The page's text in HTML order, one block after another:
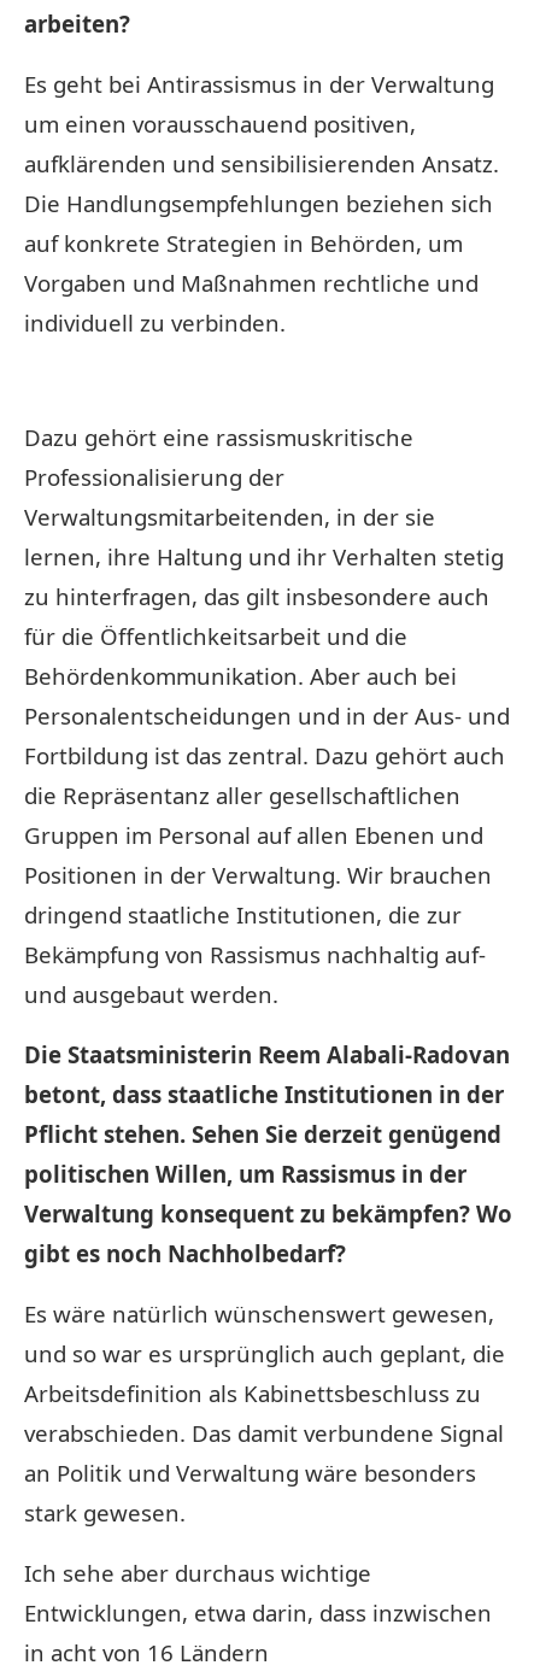
arbeiten?
Es geht bei Antirassismus in der Verwaltung
um einen vorausschauend positiven,
aufklärenden und sensibilisierenden Ansatz.
Die Handlungsempfehlungen beziehen sich
auf konkrete Strategien in Behörden, um
Vorgaben und Maßnahmen rechtliche und
individuell zu verbinden.
Dazu gehört eine rassismuskritische
Professionalisierung der
Verwaltungsmitarbeitenden, in der sie
lernen, ihre Haltung und ihr Verhalten stetig
zu hinterfragen, das gilt insbesondere auch
für die Öffentlichkeitsarbeit und die
Behördenkommunikation. Aber auch bei
Personalentscheidungen und in der Aus- und
Fortbildung ist das zentral. Dazu gehört auch
die Repräsentanz aller gesellschaftlichen
Gruppen im Personal auf allen Ebenen und
Positionen in der Verwaltung. Wir brauchen
dringend staatliche Institutionen, die zur
Bekämpfung von Rassismus nachhaltig auf-
und ausgebaut werden.
Die Staatsministerin Reem Alabali-Radovan
betont, dass staatliche Institutionen in der
Pflicht stehen. Sehen Sie derzeit genügend
politischen Willen, um Rassismus in der
Verwaltung konsequent zu bekämpfen? Wo
gibt es noch Nachholbedarf?
Es wäre natürlich wünschenswert gewesen,
und so war es ursprünglich auch geplant, die
Arbeitsdefinition als Kabinettsbeschluss zu
verabschieden. Das damit verbundene Signal
an Politik und Verwaltung wäre besonders
stark gewesen.
Ich sehe aber durchaus wichtige
Entwicklungen, etwa darin, dass inzwischen
in acht von 16 Ländern